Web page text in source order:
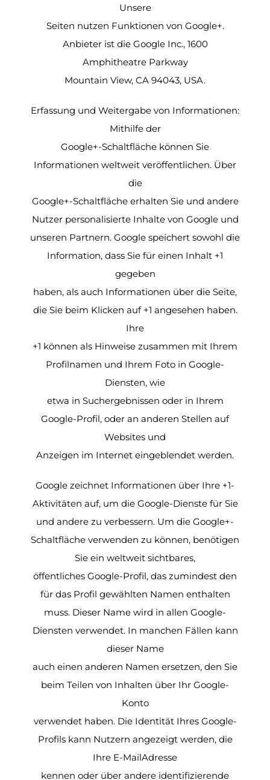
Unsere
Seiten nutzen Funktionen von Google+.
Anbieter ist die Google Inc., 1600
Amphitheatre Parkway
Mountain View, CA 94043, USA.
Erfassung und Weitergabe von Informationen:
Mithilfe der
Google+-Schaltfläche können Sie
Informationen weltweit veröffentlichen. Über
die
Google+-Schaltfläche erhalten Sie und andere
Nutzer personalisierte Inhalte von Google und
unseren Partnern. Google speichert sowohl die
Information, dass Sie für einen Inhalt +1
gegeben
haben, als auch Informationen über die Seite,
die Sie beim Klicken auf +1 angesehen haben.
Ihre
+1 können als Hinweise zusammen mit Ihrem
Profilnamen und Ihrem Foto in Google-
Diensten, wie
etwa in Suchergebnissen oder in Ihrem
Google-Profil, oder an anderen Stellen auf
Websites und
Anzeigen im Internet eingeblendet werden.
Google zeichnet Informationen über Ihre +1-
Aktivitäten auf, um die Google-Dienste für Sie
und andere zu verbessern. Um die Google+-
Schaltfläche verwenden zu können, benötigen
Sie ein weltweit sichtbares,
öffentliches Google-Profil, das zumindest den
für das Profil gewählten Namen enthalten
muss. Dieser Name wird in allen Google-
Diensten verwendet. In manchen Fällen kann
dieser Name
auch einen anderen Namen ersetzen, den Sie
beim Teilen von Inhalten über Ihr Google-
Konto
verwendet haben. Die Identität Ihres Google-
Profils kann Nutzern angezeigt werden, die
Ihre E-MailAdresse
kennen oder über andere identifizierende